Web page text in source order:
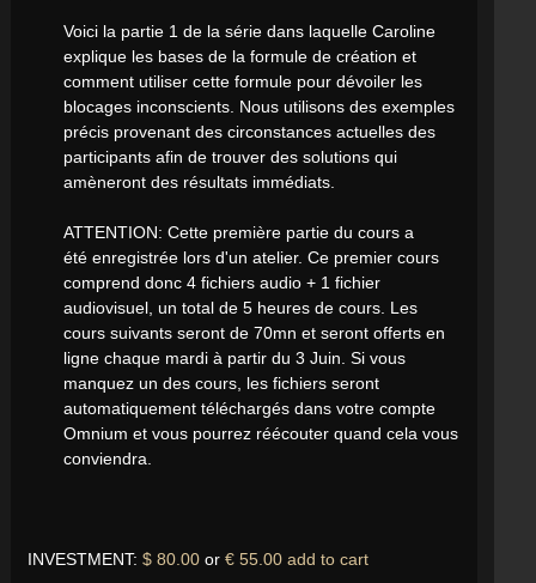
Voici la partie 1 de la série dans laquelle Caroline
explique les bases de la formule de création et
comment utiliser cette formule pour dévoiler les
blocages inconscients. Nous utilisons des exemples
précis provenant des circonstances actuelles des
participants afin de trouver des solutions qui
amèneront des résultats immédiats.
ATTENTION: Cette première partie du cours a
été enregistrée lors d'un atelier. Ce premier cours
comprend donc 4 fichiers audio + 1 fichier
audiovisuel, un total de 5 heures de cours. Les
cours suivants seront de 70mn et seront offerts en
ligne chaque mardi à partir du 3 Juin. Si vous
manquez un des cours, les fichiers seront
automatiquement téléchargés dans votre compte
Omnium et vous pourrez réécouter quand cela vous
conviendra.
INVESTMENT: $ 80.00 or € 55.00 add to cart